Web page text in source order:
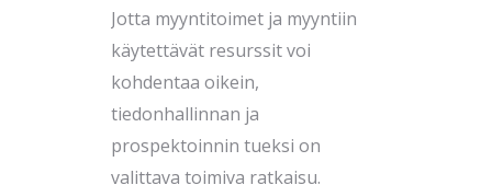
Jotta myyntitoimet ja myyntiin
käytettävät resurssit voi
kohdentaa oikein,
tiedonhallinnan ja
prospektoinnin tueksi on
valittava toimiva ratkaisu.